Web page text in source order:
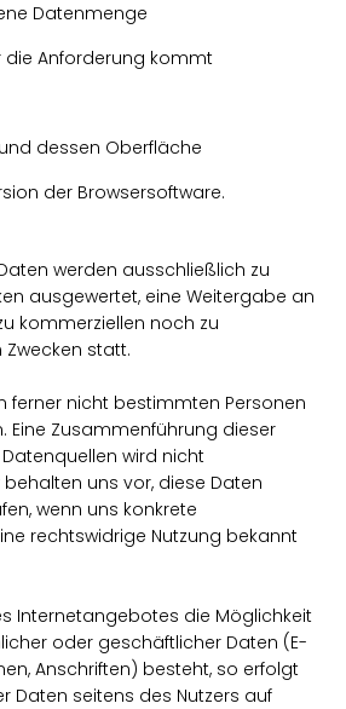
Datenmenge
die Anforderung kommt
dessen Oberfläche
der Browsersoftware.
werden ausschließlich zu
ausgewertet, eine Weitergabe an
kommerziellen noch zu
statt.
ferner nicht bestimmten Personen
Eine Zusammenführung dieser
wird nicht
uns vor, diese Daten
wenn uns konkrete
rechtswidrige Nutzung bekannt
Internetangebotes die Möglichkeit
oder geschäftlicher Daten (E-
Anschriften) besteht, so erfolgt
Daten seitens des Nutzers auf